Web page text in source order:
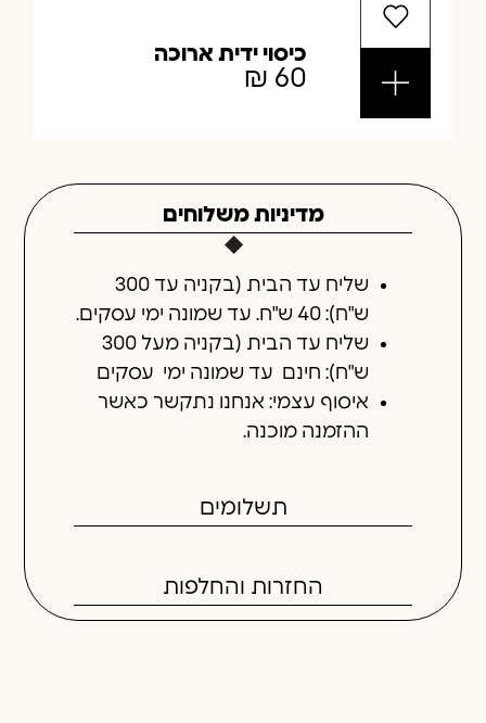
כיסוי ידית ארוכה
₪ 60
מדיניות משלוחים
תשלומים
החזרות והחלפות
שליח עד הבית (בקניה עד 300
ש"ח): 40 ש"ח. עד שמונה ימי עסקים.
שליח עד הבית (בקניה מעל 300
ש"ח): חינם עד שמונה ימי עסקים
איסוף עצמי: אנחנו נתקשר כאשר
ההזמנה מוכנה.